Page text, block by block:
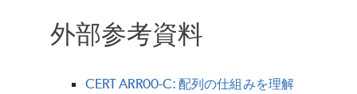
外部参考資料
CERT ARR00-C: 配列の仕組みを理解